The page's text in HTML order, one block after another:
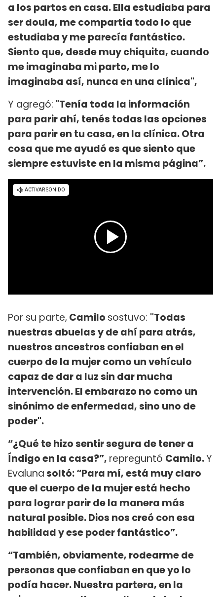
a los partos en casa. Ella estudiaba para
ser doula, me compartía todo lo que
estudiaba y me parecía fantástico.
Siento que, desde muy chiquita, cuando
me imaginaba mi parto, me lo
imaginaba así, nunca en una clínica",
Y agregó: "Tenía toda la información
para parir ahí, tenés todas las opciones
para parir en tu casa, en la clínica. Otra
cosa que me ayudó es que siento que
siempre estuviste en la misma página”.
Por su parte, Camilo sostuvo: "Todas
nuestras abuelas y de ahí para atrás,
nuestros ancestros confiaban en el
cuerpo de la mujer como un vehículo
capaz de dar a luz sin dar mucha
intervención. El embarazo no como un
sinónimo de enfermedad, sino uno de
poder".
“¿Qué te hizo sentir segura de tener a
Índigo en la casa?”, repreguntó Camilo.Y
Evalunasoltó: “Para mí, está muy claro
que el cuerpo de la mujer está hecho
para lograr parir de la manera más
natural posible. Dios nos creó con esa
habilidad y ese poder fantástico”.
“También, obviamente, rodearme de
personas que confiaban en que yo lo
podía hacer. Nuestra partera, en la